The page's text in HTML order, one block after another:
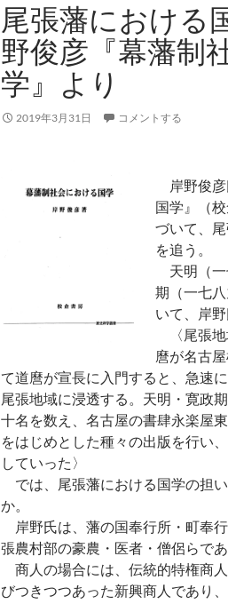
尾張藩における
野俊彦『幕藩制
学』より
2019年3月31日 コメントする
岸野俊彦
国学』（
づいて、
を追う。
天明（一
期（一七
いて、岸
〈尾張地
麿が名古
て道麿が宣長に入門すると、急速
尾張地域に浸透する。天明・寛政
十名を数え、名古屋の書肆永楽屋
をはじめとした種々の出版を行い
していった〉
では、尾張藩における国学の担
か。
岸野氏は、藩の国奉行所・町奉
張農村部の豪農・医者・僧侶らで
商人の場合には、伝統的特権商
びつきつつあった新興商人であり